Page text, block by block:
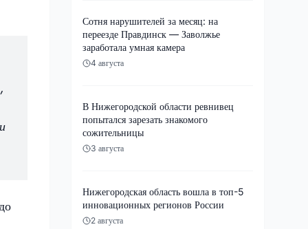
Сотня нарушителей за месяц: на
переезде Правдинск — Заволжье
заработала умная камера
4 августа
В Нижегородской области ревнивец
попытался зарезать знакомого
сожительницы
3 августа
Нижегородская область вошла в топ-5
инновационных регионов России
2 августа